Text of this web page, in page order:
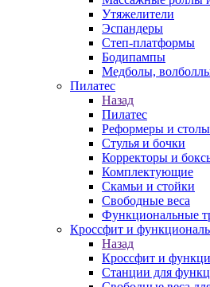
Утяжелители
Эспандеры
Степ-платформы
Бодипампы
Медболы,
Пилатес
Назад
Пилатес
Реформеры и столы
Стулья и бочки
Корректоры и
Комплектующие
Скамьи и стойки
Свободные веса
Функциональные
Кроссфит и
Назад
Кроссфит и
Станции для